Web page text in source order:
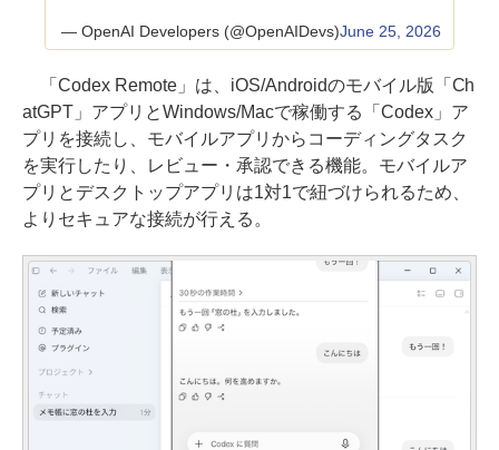
— OpenAI Developers (@OpenAIDevs)June 25, 2026
「Codex Remote」は、iOS/Androidのモバイル版「Ch
atGPT」アプリとWindows/Macで稼働する「Codex」ア
プリを接続し、モバイルアプリからコーディングタスク
を実行したり、レビュー・承認できる機能。モバイルア
プリとデスクトップアプリは1対1で紐づけられるため、
よりセキュアな接続が行える。